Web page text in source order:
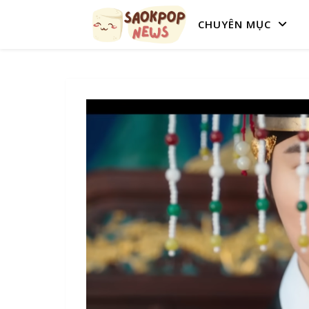
CHUYÊN MỤC